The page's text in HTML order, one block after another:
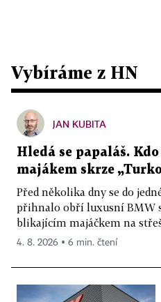
Vybíráme z HN
JAN KUBITA
Hledá se papaláš.
majákem skrze
Před několika dny se do
přihnalo obří luxusní BMW
blikajícím majáčkem na
4. 8. 2026 ▪ 6 min. čtení